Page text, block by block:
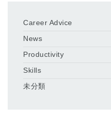
Career Advice
News
Productivity
Skills
未分類